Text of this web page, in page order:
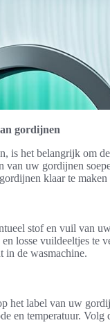
gordijnen
is het belangrijk om
van uw gordijnen
klaar te
stof en vuil van
losse vuildeeltjes te
in de wasmachine.
het label van uw
en temperatuur.